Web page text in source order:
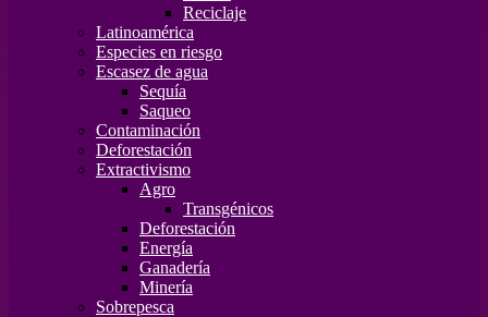
Reciclaje
Latinoamérica
Especies en riesgo
Escasez de agua
Sequía
Saqueo
Contaminación
Deforestación
Extractivismo
Agro
Transgénicos
Deforestación
Energía
Ganadería
Minería
Sobrepesca